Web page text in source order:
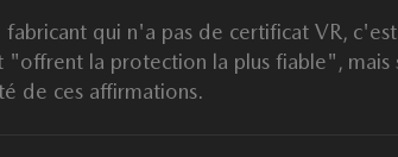
qui n'a pas de certificat VR,
la protection la plus fiable",
de ces affirmations.